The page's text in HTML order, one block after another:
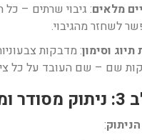
מלאים: גיבוי שרתים –
לשחזר מהגיבוי.
תיוג וסימון
שם – שם העובד על כל
: